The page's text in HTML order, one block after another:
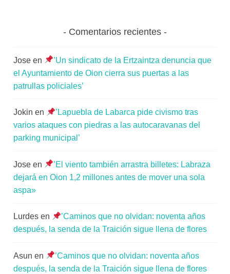
Comentarios recientes
Jose en
’Un sindicato de la Ertzaintza denuncia que
el Ayuntamiento de Oion cierra sus puertas a las
patrullas policiales’
Jokin en
’Lapuebla de Labarca pide civismo tras
varios ataques con piedras a las autocaravanas del
parking municipal’
Jose en
’El viento también arrastra billetes: Labraza
dejará en Oion 1,2 millones antes de mover una sola
aspa»
Lurdes en
’Caminos que no olvidan: noventa años
después, la senda de la Traición sigue llena de flores
Asun en
’Caminos que no olvidan: noventa años
después, la senda de la Traición sigue llena de flores